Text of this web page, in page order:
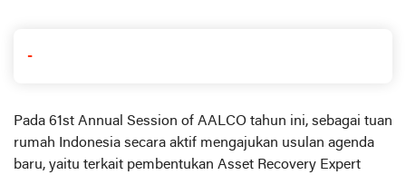
-
Pada 61st Annual Session of AALCO tahun ini, sebagai tuan
rumah Indonesia secara aktif mengajukan usulan agenda
baru, yaitu terkait pembentukan Asset Recovery Expert